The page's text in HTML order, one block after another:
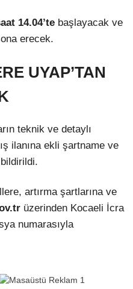
14.04’te başlayacak ve
erecek.
UYAP’TAN
teknik ve detaylı
ilanına ekli şartname ve
artırma şartlarına ve
üzerinden Kocaeli İcra
numarasıyla